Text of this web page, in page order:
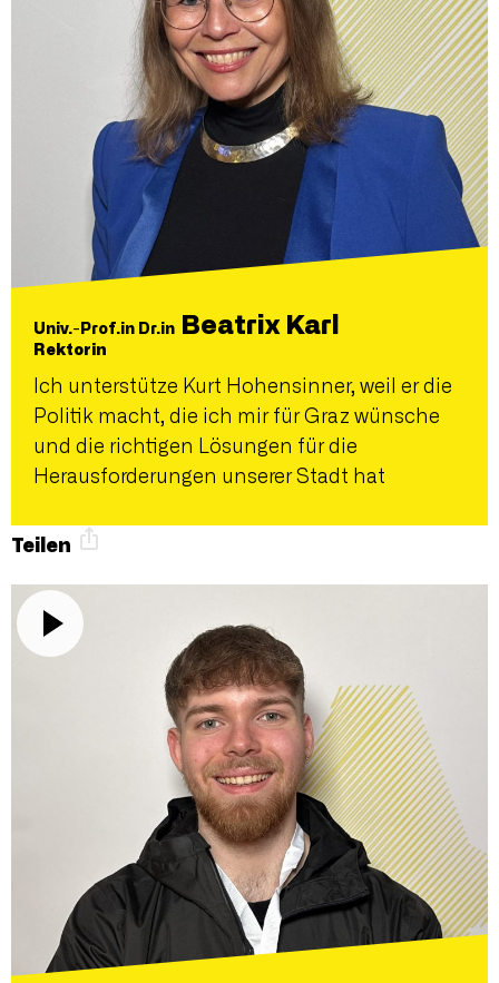
Univ.-Prof.in Dr.in Beatrix Karl
Rektorin
Ich unterstütze Kurt Hohensinner, weil er die
Politik macht, die ich mir für Graz wünsche
und die richtigen Lösungen für die
Herausforderungen unserer Stadt hat
Teilen